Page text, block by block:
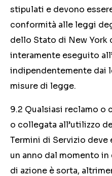
stipulati e devono
conformità alle leggi
dello Stato di New York
interamente eseguito
indipendentemente dai
misure di legge.
9.2 Qualsiasi reclamo o
o collegata all’utilizzo
Termini di Servizio deve
un anno dal momento
di azione è sorta,